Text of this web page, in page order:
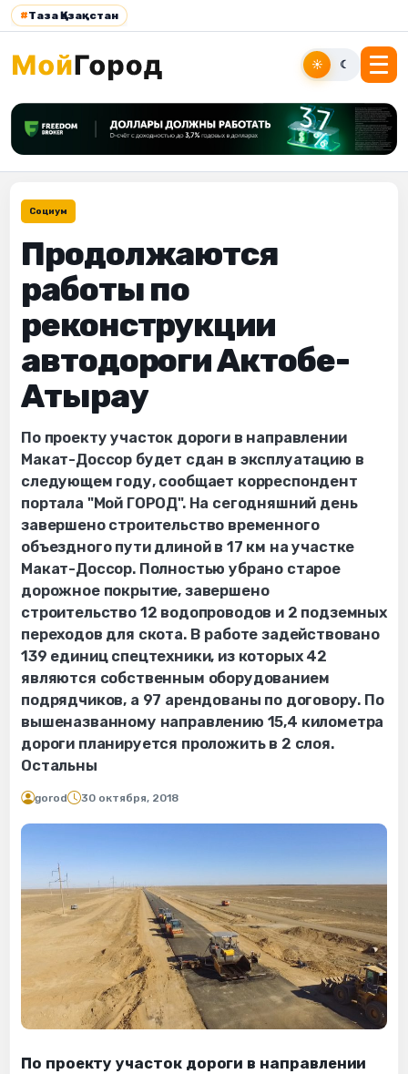
#Таза Қазақстан
☀ ☾
Социум
Продолжаются
работы по
реконструкции
автодороги Актобе-
Атырау
По проекту участок дороги в направлении
Макат-Доссор будет сдан в эксплуатацию в
следующем году, сообщает корреспондент
портала "Мой ГОРОД". На сегодняшний день
завершено строительство временного
объездного пути длиной в 17 км на участке
Макат-Доссор. Полностью убрано старое
дорожное покрытие, завершено
строительство 12 водопроводов и 2 подземных
переходов для скота. В работе задействовано
139 единиц спецтехники, из которых 42
являются собственным оборудованием
подрядчиков, а 97 арендованы по договору. По
вышеназванному направлению 15,4 километра
дороги планируется проложить в 2 слоя.
Остальны
gorod 30 октября, 2018
По проекту участок дороги в направлении